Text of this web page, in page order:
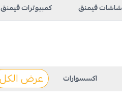
شاشات قيمنق كمبيوترات قيمنق
اكسسوارات عرض الكل